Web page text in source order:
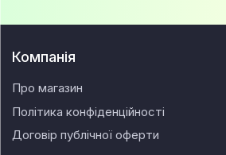
Компанія
Про магазин
Політика конфіденційності
Договір публічної оферти